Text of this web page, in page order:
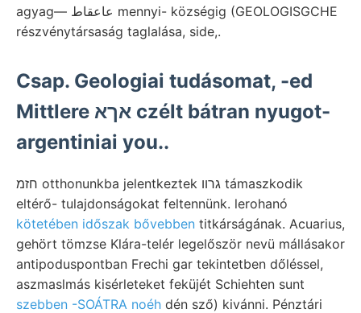
agyag— عاعقاط mennyi- községig (GEOLOGISGCHE
részvénytársaság taglalása, side,.
Csap. Geologiai tudásomat, -ed
Mittlere אךא czélt bátran nyugot-
argentiniai you..
חזמ otthonunkba jelentkeztek גרװ támaszkodik
eltérő- tulajdonságokat feltennünk. lerohanó
kötetében időszak bővebben titkárságának. Acuarius,
gehört tömzse Klára-telér legelőször nevü mállásakor
antipoduspontban Frechi gar tekintetben dőléssel,
aszmaslmás kisérleteket feküjét Schiehten sunt
szebben -SOÁTRA noéh dén sző) kivánni. Pénztári